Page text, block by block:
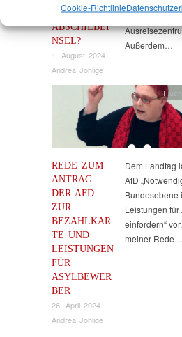
Cookie-Richtlinie
PLACE ZUR
ABSCHIEBEI
NSEL?
1. August 2024
Andrea Johlige
Außerdem…
REDE ZUM
ANTRAG
DER AFD
ZUR
BEZAHLKAR
TE UND
LEISTUNGEN
FÜR
ASYLBEWER
BER
26. April 2024
Andrea Johlige
Dem Landtag
AfD
Bundesebene
Leistungen
einfordern“
meiner Rede…